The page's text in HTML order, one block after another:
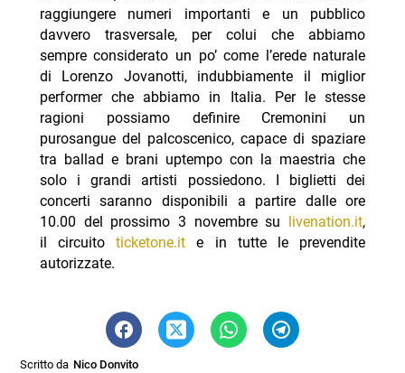
raggiungere numeri importanti e un pubblico
davvero trasversale, per colui che abbiamo
sempre considerato un po’ come l’erede naturale
di Lorenzo Jovanotti, indubbiamente il miglior
performer che abbiamo in Italia. Per le stesse
ragioni possiamo definire Cremonini un
purosangue del palcoscenico, capace di spaziare
tra ballad e brani uptempo con la maestria che
solo i grandi artisti possiedono. I biglietti dei
concerti saranno disponibili a partire dalle ore
10.00 del prossimo 3 novembre su
livenation.it,
il circuitoticketone.it e in tutte le prevendite
autorizzate.
Scritto da Nico Donvito